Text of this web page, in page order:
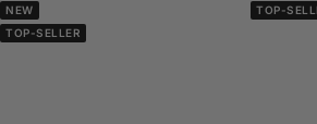
NEW
TOP-SELLER
TOP-